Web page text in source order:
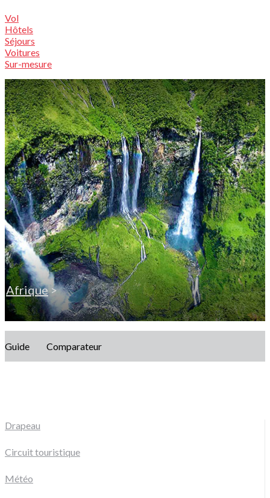
Vol
Hôtels
Séjours
Voitures
Sur-mesure
Afrique>
Guide Comparateur
Drapeau
Circuit touristique
Météo